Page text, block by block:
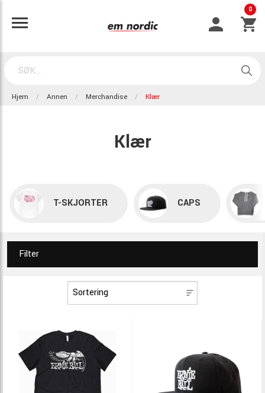
0
Hjem Annen Merchandise Klær
Klær
T-SKJORTER CAPS
Filter